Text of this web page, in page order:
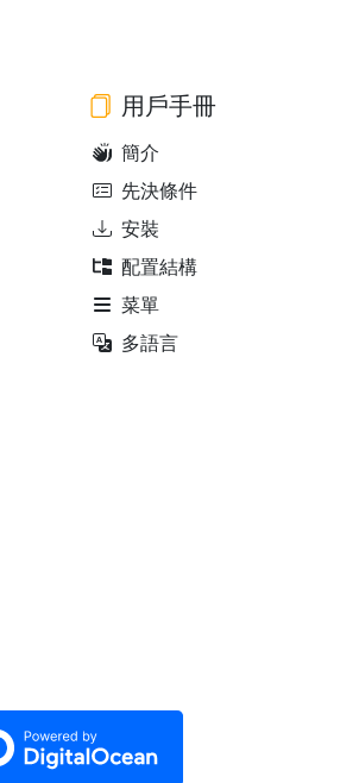
用戶手冊
簡介
先決條件
安裝
配置結構
菜單
多語言